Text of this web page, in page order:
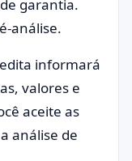
garantia.
análise.
informará
valores e
aceite as
análise de